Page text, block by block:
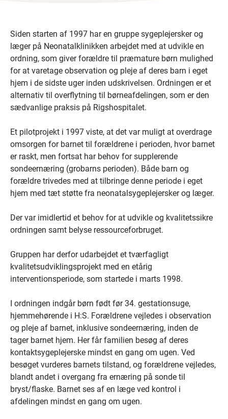
Siden starten af 1997 har en gruppe sygeplejersker og
læger på Neonatalklinikken arbejdet med at udvikle en
ordning, som giver forældre til præmature børn mulighed
for at varetage observation og pleje af deres barn i eget
hjem i de sidste uger inden udskrivelsen. Ordningen er et
alternativ til overflytning til børneafdelingen, som er den
sædvanlige praksis på Rigshospitalet.
Et pilotprojekt i 1997 viste, at det var muligt at overdrage
omsorgen for barnet til forældrene i perioden, hvor barnet
er raskt, men fortsat har behov for supplerende
sondeernæring (grobarns perioden). Både barn og
forældre trivedes med at tilbringe denne periode i eget
hjem med tæt støtte fra neonatalsygeplejersker og læger.
Der var imidlertid et behov for at udvikle og kvalitetssikre
ordningen samt belyse ressourceforbruget.
Gruppen har derfor udarbejdet et tværfagligt
kvalitetsudviklingsprojekt med en etårig
interventionsperiode, som startede i marts 1998.
I ordningen indgår børn født før 34. gestationsuge,
hjemmehørende i H:S. Forældrene vejledes i observation
og pleje af barnet, inklusive sondeernæring, inden de
tager barnet hjem. Her får familien besøg af deres
kontaktsygeplejerske mindst en gang om ugen. Ved
besøget vurderes barnets tilstand, og forældrene vejledes,
blandt andet i overgang fra ernæring på sonde til
bryst/flaske. Barnet ses af en læge ved kontrol i
afdelingen mindst en gang om ugen.